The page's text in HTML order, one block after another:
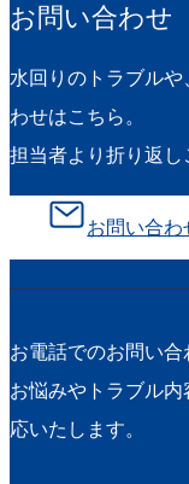
お問い合わせ
水回りのトラブルや
わせはこちら。
担当者より折り返し
お問い合わ
お電話でのお問い合
お悩みやトラブル内
応いたします。